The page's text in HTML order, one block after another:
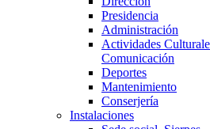
Presidencia
Administración
Actividades
Comunicación
Deportes
Mantenimiento
Conserjería
Instalaciones